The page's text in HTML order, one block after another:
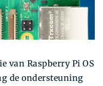
van Raspberry Pi OS
de ondersteuning